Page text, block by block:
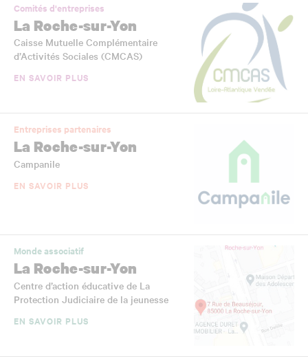
Comités d'entreprises
La Roche-sur-Yon
Caisse Mutuelle Complémentaire
d’Activités Sociales (CMCAS)
EN SAVOIR PLUS
Entreprises partenaires
La Roche-sur-Yon
Campanile
EN SAVOIR PLUS
Monde associatif
La Roche-sur-Yon
Centre d’action éducative de La
Protection Judiciaire de la jeunesse
EN SAVOIR PLUS